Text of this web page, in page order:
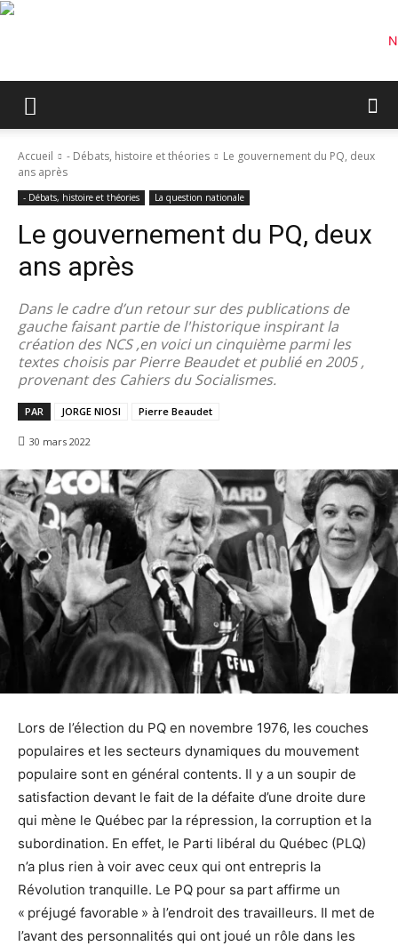
Accueil - Débats, histoire et théories
Le gouvernement du PQ, deux
ans après
- Débats, histoire et théories La question nationale
Le gouvernement du PQ, deux
ans après
Dans le cadre d’un retour sur des publications de
gauche faisant partie de l'historique inspirant la
création des NCS ,en voici un cinquième parmi les
textes choisis par Pierre Beaudet et publié en 2005 ,
provenant des Cahiers du Socialismes.
PAR JORGE NIOSI Pierre Beaudet
30 mars 2022
Lors de l’élection du PQ en novembre 1976, les couches
populaires et les secteurs dynamiques du mouvement
populaire sont en général contents. Il y a un soupir de
satisfaction devant le fait de la défaite d’une droite dure
qui mène le Québec par la répression, la corruption et la
subordination. En effet, le Parti libéral du Québec (PLQ)
n’a plus rien à voir avec ceux qui ont entrepris la
Révolution tranquille. Le PQ pour sa part affirme un
« préjugé favorable » à l’endroit des travailleurs. Il met de
l’avant des personnalités qui ont joué un rôle dans les